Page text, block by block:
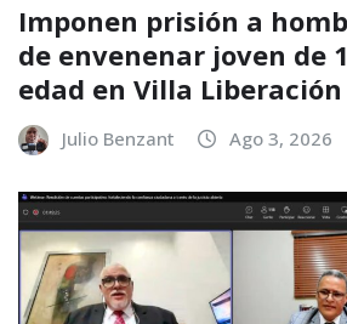
Imponen prisión a
de envenenar joven de
edad en Villa Liberación
Julio Benzant Ago 3, 2026